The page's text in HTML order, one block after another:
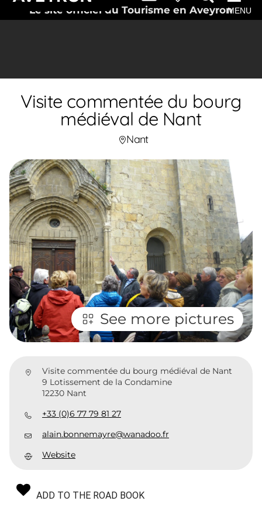
Le site officiel du Tourisme en AveyronMENU
Visite commentée du bourg
médiéval de Nant
Nant
See more pictures
Visite commentée du bourg médiéval de Nant
9 Lotissement de la Condamine
12230 Nant
+33 (0)6 77 79 81 27
alain.bonnemayre@wanadoo.fr
Website
ADD TO THE ROAD BOOK